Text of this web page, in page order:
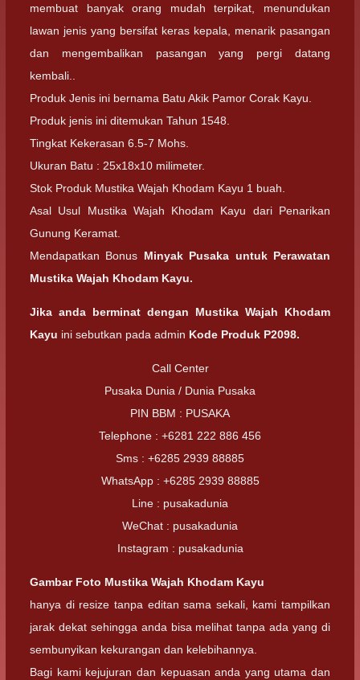
membuat banyak orang mudah terpikat, menundukan
lawan jenis yang bersifat keras kepala, menarik pasangan
dan mengembalikan pasangan yang pergi datang
kembali..
Produk Jenis ini bernama Batu Akik Pamor Corak Kayu.
Produk jenis ini ditemukan Tahun 1548.
Tingkat Kekerasan 6.5-7 Mohs.
Ukuran Batu : 25x18x10 milimeter.
Stok Produk Mustika Wajah Khodam Kayu 1 buah.
Asal Usul Mustika Wajah Khodam Kayu dari Penarikan
Gunung Keramat.
Mendapatkan Bonus Minyak Pusaka untuk Perawatan
Mustika Wajah Khodam Kayu.
Jika anda berminat dengan Mustika Wajah Khodam
Kayu ini sebutkan pada admin Kode Produk P2098.
Call Center
Pusaka Dunia / Dunia Pusaka
PIN BBM : PUSAKA
Telephone : +6281 222 886 456
Sms : +6285 2939 88885
WhatsApp : +6285 2939 88885
Line : pusakadunia
WeChat : pusakadunia
Instagram : pusakadunia
Gambar Foto Mustika Wajah Khodam Kayu
hanya di resize tanpa editan sama sekali, kami tampilkan
jarak dekat sehingga anda bisa melihat tanpa ada yang di
sembunyikan kekurangan dan kelebihannya.
Bagi kami kejujuran dan kepuasan anda yang utama dan